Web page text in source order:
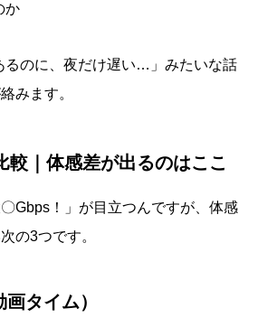
か
るのに、夜だけ遅い…」みたいな話
みます。
較｜体感差が出るのはここ
Gbps！」が目立つんですが、体感
の3つです。
タイム）